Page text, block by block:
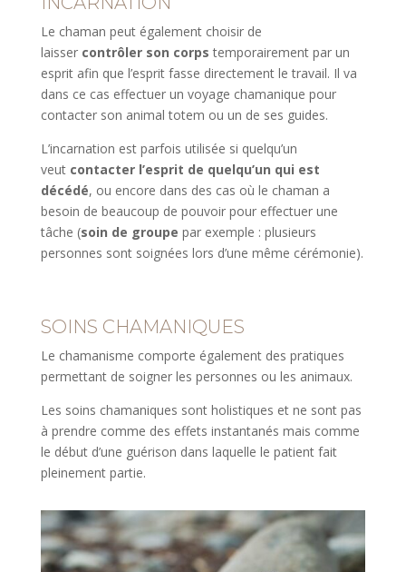
Le chaman peut également choisir de
laisser contrôler son corps temporairement par un
esprit afin que l’esprit fasse directement le travail. Il va
dans ce cas effectuer un voyage chamanique pour
contacter son animal totem ou un de ses guides.
L’incarnation est parfois utilisée si quelqu’un
veut contacter l’esprit de quelqu’un qui est
décédé, ou encore dans des cas où le chaman a
besoin de beaucoup de pouvoir pour effectuer une
tâche (soin de groupe par exemple : plusieurs
personnes sont soignées lors d’une même cérémonie).
SOINS CHAMANIQUES
Le chamanisme comporte également des pratiques
permettant de soigner les personnes ou les animaux.
Les soins chamaniques sont holistiques et ne sont pas
à prendre comme des effets instantanés mais comme
le début d’une guérison dans laquelle le patient fait
pleinement partie.